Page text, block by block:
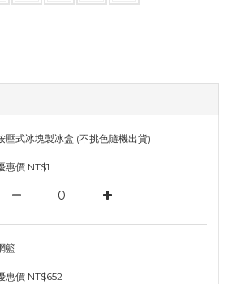
壓式冰塊製冰盒 (不挑色隨機出貨)
惠價 NT$1
籃
惠價 NT$652